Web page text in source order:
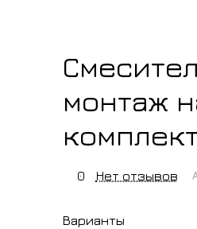
монтаж
0 Нет отзывов
Варианты